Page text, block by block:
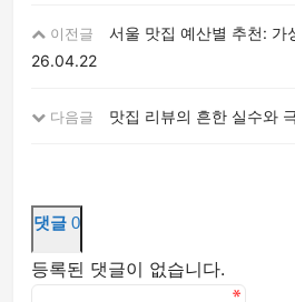
이전글
서울 맛집 예산별 추천: 가
26.04.22
다음글 맛집 리뷰의 흔한 실수와
댓글 0
등록된 댓글이 없습니다.